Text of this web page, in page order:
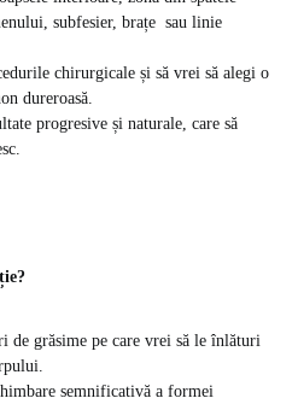
subfesier, brațe sau linie
chirurgicale și să vrei să alegi o
dureroasă.
progresive și naturale, care să
de grăsime pe care vrei să le înlături
semnificativă a formei